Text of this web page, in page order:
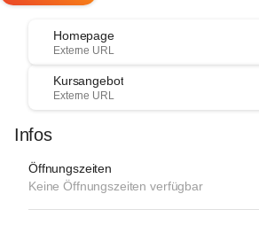
Homepage
Externe URL
Kursangebot
Externe URL
Infos
Öffnungszeiten
Keine Öffnungszeiten verfügbar